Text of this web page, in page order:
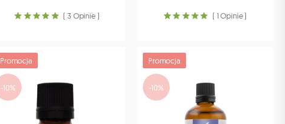
( 3 Opinie ) ( 1 Opinie )
Promocja
-10%
Promocja
-10%